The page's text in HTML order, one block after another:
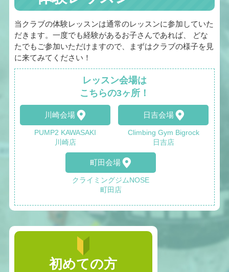
当クラブの体験レッスンは通常のレッスンに参加していた
だきます。一度でも経験があるお子さんであれば、 どな
たでもご参加いただけますので、まずはクラブの様子を見
に来てみてください！
レッスン会場は
こちらの3ヶ所！
川崎会場
PUMP2 KAWASAKI
川崎店
日吉会場
Climbing Gym Bigrock
日吉店
町田会場
クライミングジムNOSE
町田店
初めての方